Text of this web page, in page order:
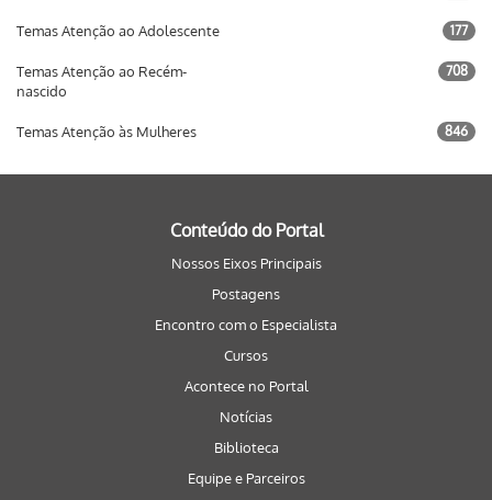
Temas Atenção ao Adolescente 177
Temas Atenção ao Recém-
nascido
708
Temas Atenção às Mulheres 846
Conteúdo do Portal
Nossos Eixos Principais
Postagens
Encontro com o Especialista
Cursos
Acontece no Portal
Notícias
Biblioteca
Equipe e Parceiros